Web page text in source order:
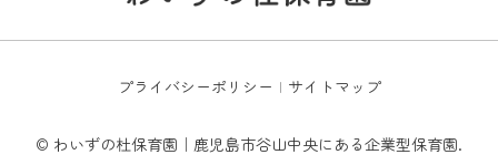
プライバシーポリシー サイトマップ
© わいずの杜保育園｜鹿児島市谷山中央にある企業型保育園.